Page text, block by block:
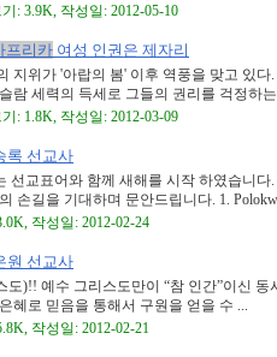
: 3.9K, 작성일: 2012-05-10
프리카 여성 인권은 제자리
지위가 '아랍의 봄' 이후 역풍을 맞고 있
람 세력의 득세로 그들의 권리를 걱정하
: 1.8K, 작성일: 2012-03-09
록 선교사
선교표어와 함께 새해를 시작 하였습니
손길을 기대하며 문안드립니다. 1.
작성일: 2012-02-24
원 선교사
도)!! 예수 그리스도만이 “참 인간”이신
혜로 믿음을 통해서 구원을 얻을 수 ...
작성일: 2012-02-21